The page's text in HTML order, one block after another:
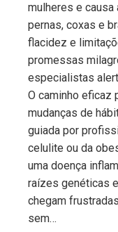
mulheres e causa
pernas, coxas e
flacidez e
promessas
especialistas
O caminho eficaz
mudanças de
guiada por
celulite ou da
uma doença
raízes genéticas
chegam
sem…